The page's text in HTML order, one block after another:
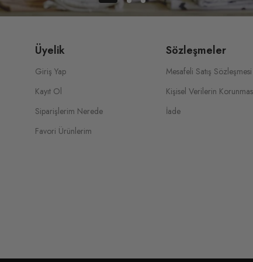
Üyelik
Giriş Yap
Kayıt Ol
Siparişlerim Nerede
Favori Ürünlerim
Sözleşmeler
Mesafeli Satış Sözleşmesi
Kişisel Verilerin
İade